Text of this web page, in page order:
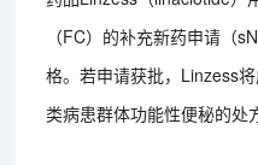
（FC）的补充新药申请（
格。若申请获批，Linzess
类病患群体功能性便秘的处